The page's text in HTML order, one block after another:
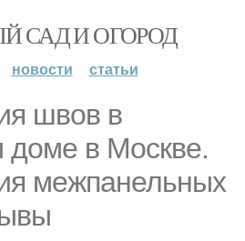
САД И ОГОРОД
новости статьи
швов в
доме в Москве.
межпанельных